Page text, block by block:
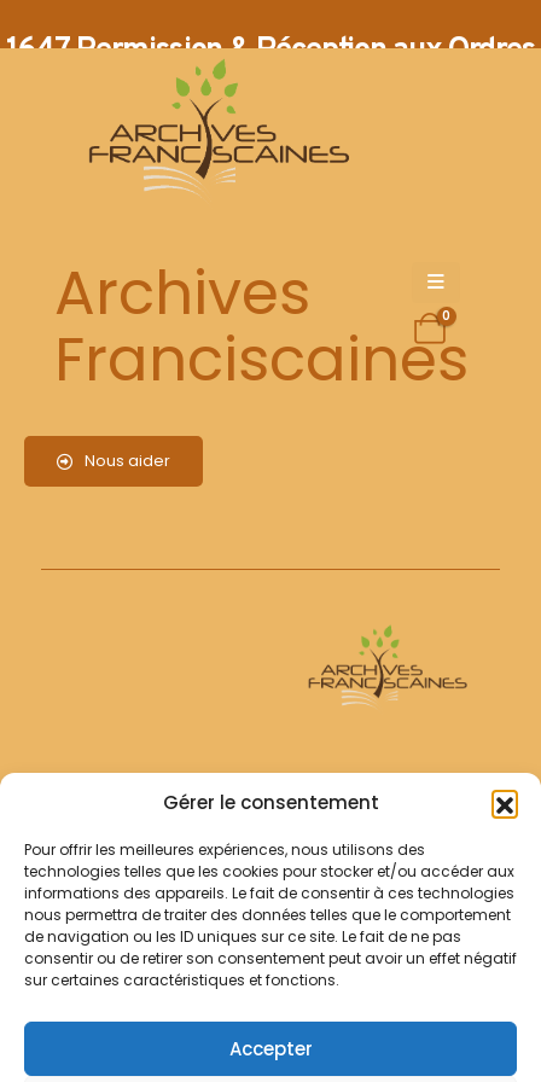
Gérer le consentement
Pour offrir les meilleures expériences, nous utilisons des
technologies telles que les cookies pour stocker et/ou accéder aux
informations des appareils. Le fait de consentir à ces technologies
nous permettra de traiter des données telles que le comportement
de navigation ou les ID uniques sur ce site. Le fait de ne pas
consentir ou de retirer son consentement peut avoir un effet négatif
sur certaines caractéristiques et fonctions.
Accepter
Archives
Franciscaines
Nous aider
0
1647 Permission & Réception aux Ordres
Le Ministre des Récollets de la Province Saint Bernardin, le P.
archevêque et évêque de son choix pour la réception des ordres
mineurs.
Archives Franciscaines
RECHERCHER
Comment chercher ?
Les archives
Notre démarche
Contact